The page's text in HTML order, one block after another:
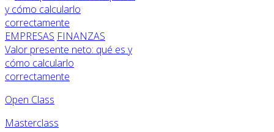
EMPRESAS FINANZAS
Valor presente neto: qué es y
cómo calcularlo
correctamente
Open Class
Masterclass